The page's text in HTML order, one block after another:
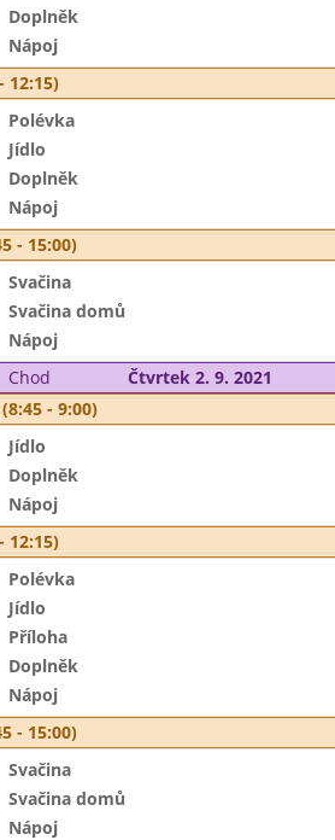
Doplněk
Nápoj
12:15)
Polévka
Jídlo
Doplněk
Nápoj
- 15:00)
Svačina
Svačina domů
Nápoj
Chod Čtvrtek 2. 9. 2021
- 9:00)
Jídlo
Doplněk
Nápoj
12:15)
Polévka
Jídlo
Příloha
Doplněk
Nápoj
- 15:00)
Svačina
Svačina domů
Nápoj